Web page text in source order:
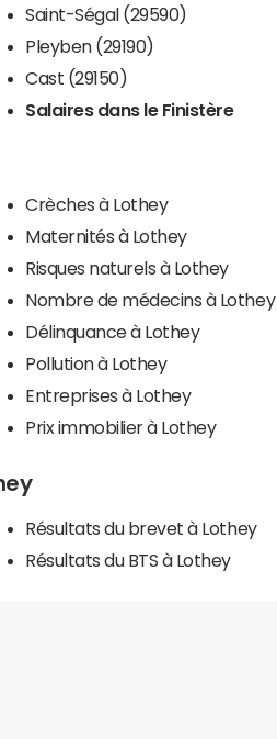
Saint-Ségal (29590)
Pleyben (29190)
Cast (29150)
Salaires dans le Finistère
Crèches à Lothey
Maternités à Lothey
Risques naturels à Lothey
Nombre de médecins à Lothey
Délinquance à Lothey
Pollution à Lothey
Entreprises à Lothey
Prix immobilier à Lothey
Résultats du brevet à Lothey
Résultats du BTS à Lothey